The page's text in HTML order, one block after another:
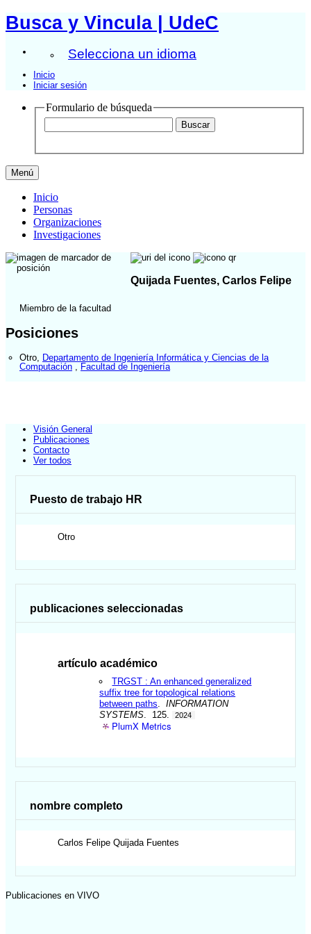
Busca y Vincula | UdeC
Selecciona un idioma
Inicio
Iniciar sesión
Formulario de búsqueda
Menú
Inicio
Personas
Organizaciones
Investigaciones
Quijada Fuentes, Carlos Felipe
Miembro de la facultad
Posiciones
Otro Departamento de Ingeniería Informática y Ciencias de la
Computación
Facultad de Ingeniería
Visión General
Publicaciones
Contacto
Ver todos
Puesto de trabajo HR
Otro
publicaciones seleccionadas
artículo académico
TRGST : An enhanced generalized
suffix tree for topological relations
between paths .INFORMATION
SYSTEMS . 125. 2024
PlumX Metrics
nombre completo
Carlos Felipe Quijada Fuentes
Publicaciones en VIVO